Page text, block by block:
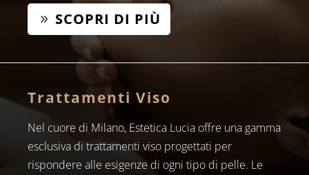
SCOPRI DI PIÙ
Trattamenti Viso
Nel cuore di Milano, Estetica Lucia offre una gamma
esclusiva di trattamenti viso progettati per
rispondere alle esigenze di ogni tipo di pelle. Le